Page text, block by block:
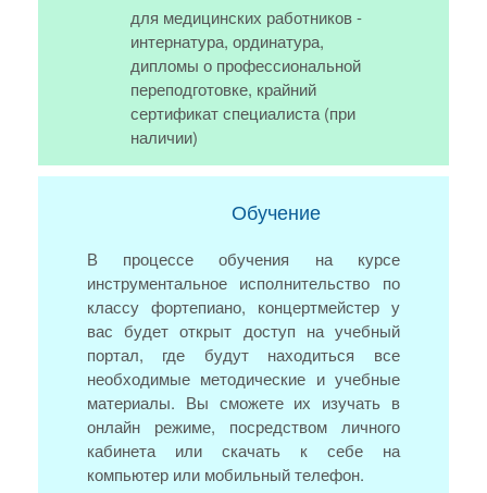
для медицинских работников -
интернатура, ординатура,
дипломы о профессиональной
переподготовке, крайний
сертификат специалиста (при
наличии)
Обучение
В процессе обучения на курсе
инструментальное исполнительство по
классу фортепиано, концертмейстер у
вас будет открыт доступ на учебный
портал, где будут находиться все
необходимые методические и учебные
материалы. Вы сможете их изучать в
онлайн режиме, посредством личного
кабинета или скачать к себе на
компьютер или мобильный телефон.